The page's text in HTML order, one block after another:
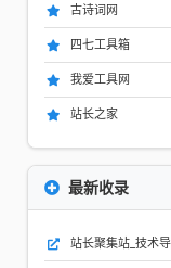
古诗词网
四七工具箱
我爱工具网
站长之家
最新收录